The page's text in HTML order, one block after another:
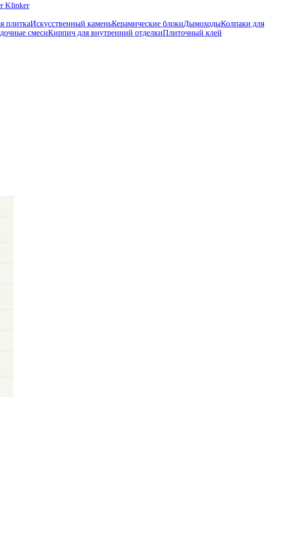
Klinker
плиткаИскусственный каменьКерамические блокиДымоходыКолпаки для
смесиКирпич для внутренний отделкиПлиточный клей